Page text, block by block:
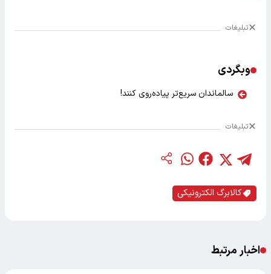
تبلیغات
وبگردی
سالماندان سریع‌تر پیاده‌روی کنند!
تبلیغات
کالابرگ الکترونیکی
اخبار مرتبط